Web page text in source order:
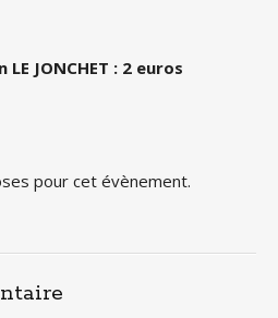
JONCHET : 2 euros
pour cet évènement.